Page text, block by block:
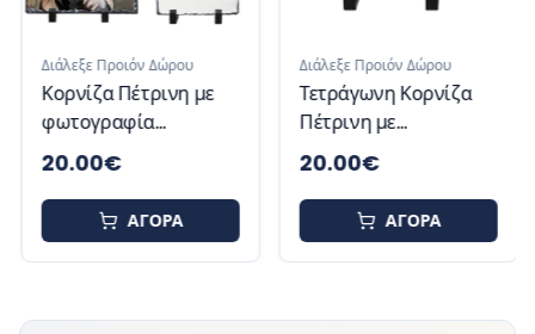
Διάλεξε Προιόν Δώρου
Κορνίζα Πέτρινη με
φωτογραφία
κατοικίδιο
20.00€
ΑΓΟΡΑ
Διάλεξε Προιόν Δώρου
Τετράγωνη Κορνίζα
Πέτρινη με
φωτογραφία σκύλο
γάτα
20.00€
ΑΓΟΡΑ